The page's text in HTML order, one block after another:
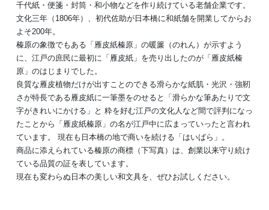
千代紙・便箋・封筒・和小物などを作り続けている老舗企業です。
文化三年（1806年）、初代佐助が日本橋に和紙舗を開業してからお
よそ200年。
榛原の象徴でもある「雁皮紙榛原」の暖簾（のれん）が示すよう
に、江戸の庶民に最初に「雁皮紙」を売り出したのが「雁皮紙榛
原」のはじまりでした。
良質な雁皮植物だけが出すことのできる滑らかな紙肌・光沢・強靭
さが特長である雁皮紙に一筆墨をのせると「滑らかな筆あたりで文
字がきれいにかける」と 粋を好む江戸の文化人など間で評判になっ
たことから「雁皮紙榛原」の名が江戸中に広まっていったと言われ
ています。 現在も日本橋の地で商いを続ける「はいばら」。
商品に添えられている榛原の商標（下写真）は、創業以来守り続け
ている品質の証を表しています。
現在も変わらぬ日本の美しい和文具を、ぜひお試しください。